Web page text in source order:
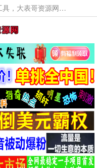
本网站提供资源工具下载，大老表资源工具，大表哥资源网软件工具，大老表资源下载，活动线报福利资源分享,活动线报，大型网游经典游戏，网络热门技术游戏辅助交流与分享。